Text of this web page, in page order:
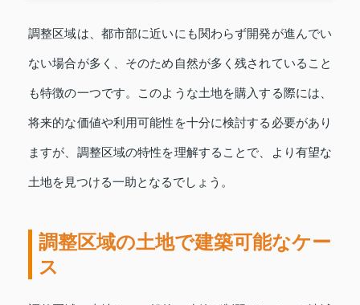
調整区域は、都市部に近いにも関わらず開発が進んでい
ない場合が多く、そのため自然が多く残されていること
も特徴の一つです。このような土地を購入する際には、
将来的な価値や利用可能性を十分に検討する必要があり
ますが、調整区域の特性を理解することで、より有望な
土地を見つける一助となるでしょう。
調整区域の土地で建築可能なケー
ス